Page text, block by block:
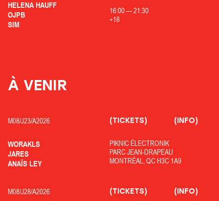
HELENA HAUFF
OJPB
SIM
16:00—21:30
+18
À VENIR
M08/J23/A2026
WORAKLS
JARES
ANAÏS LEY
PIKNIC ÉLECTRONIK
PARC JEAN-DRAPEAU
MONTRÉAL, QC H3C 1A9
(TICKETS) (INFO)
M08/J28/A2026 (TICKETS) (INFO)